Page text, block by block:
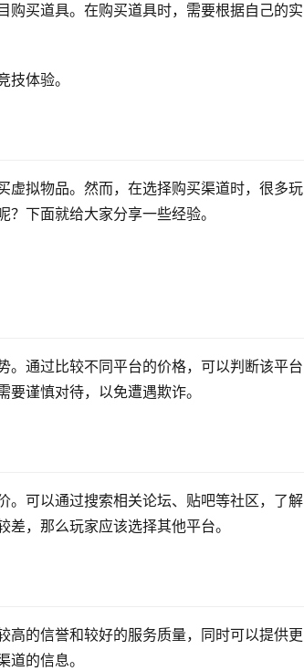
购买道具。在购买道具时，需要根据自己的实
体验。
虚拟物品。然而，在选择购买渠道时，很多玩
下面就给大家分享一些经验。
。通过比较不同平台的价格，可以判断该平台
谨慎对待，以免遭遇欺诈。
。可以通过搜索相关论坛、贴吧等社区，了解
，那么玩家应该选择其他平台。
高的信誉和较好的服务质量，同时可以提供更
的信息。